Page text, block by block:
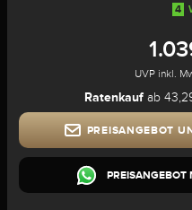
4
UVP inkl.
Ratenkauf ab
PREISANGEBOT
PREISANGEBOT